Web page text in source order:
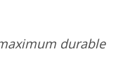
durable